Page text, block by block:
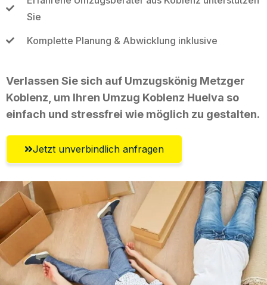
Sie
Komplette Planung & Abwicklung inklusive
Verlassen Sie sich auf Umzugskönig Metzger
Koblenz, um Ihren Umzug Koblenz Huelva so
einfach und stressfrei wie möglich zu gestalten.
Jetzt unverbindlich anfragen